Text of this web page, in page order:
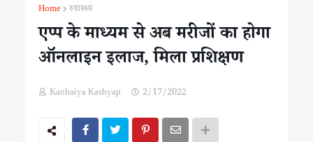
Home स्वास्थ्य
एप्प के माध्यम से अब मरीजों का होगा
ऑनलाइन इलाज, मिला प्रशिक्षण
Kanhaiya Kashyap 2/17/2022